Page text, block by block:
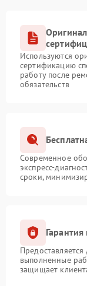
Используются
сертификацию
работу после
обязательств
Современное
экспресс-
сроки,
выполненные
защищает